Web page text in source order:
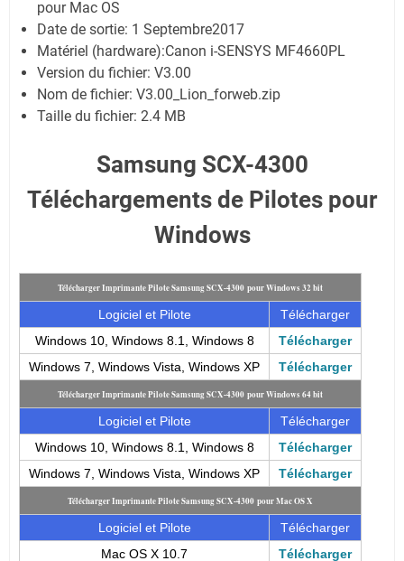
pour Mac OS
Date de sortie: 1 Septembre2017
Matériel (hardware):Canon i-SENSYS MF4660PL
Version du fichier: V3.00
Nom de fichier: V3.00_Lion_forweb.zip
Taille du fichier: 2.4 MB
Samsung SCX-4300
Téléchargements de Pilotes pour
Windows
Télécharger Imprimante Pilote Samsung SCX-4300 pour Windows 32 bit
Logiciel et Pilote
Télécharger
Windows 10, Windows 8.1, Windows 8
Télécharger
Windows 7, Windows Vista, Windows XP
Télécharger
Télécharger Imprimante Pilote Samsung SCX-4300 pour Windows 64 bit
Logiciel et Pilote
Télécharger
Windows 10, Windows 8.1, Windows 8
Télécharger
Windows 7, Windows Vista, Windows XP
Télécharger
Télécharger Imprimante Pilote Samsung SCX-4300 pour Mac OS X
Logiciel et Pilote
Télécharger
Mac OS X 10.7
Télécharger